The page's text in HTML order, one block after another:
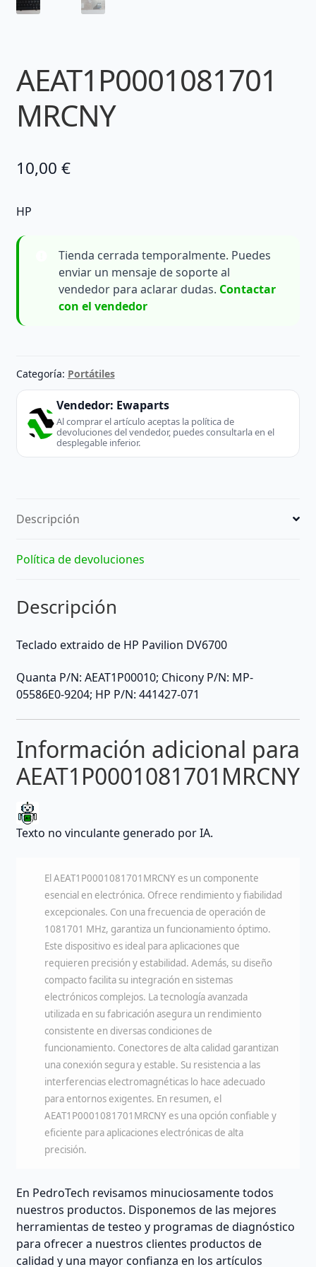
AEAT1P0001081701
MRCNY
10,00 €
HP
Tienda cerrada temporalmente. Puedes
enviar un mensaje de soporte al
vendedor para aclarar dudas. Contactar
con el vendedor
Categoría: Portátiles
Vendedor: Ewaparts
Al comprar el artículo aceptas la política de
devoluciones del vendedor, puedes consultarla en el
desplegable inferior.
Descripción
Política de devoluciones
Descripción
Teclado extraido de HP Pavilion DV6700
Quanta P/N: AEAT1P00010; Chicony P/N: MP-
05586E0-9204; HP P/N: 441427-071
Información adicional para
AEAT1P0001081701MRCNY
Texto no vinculante generado por IA.
El AEAT1P0001081701MRCNY es un componente
esencial en electrónica. Ofrece rendimiento y fiabilidad
excepcionales. Con una frecuencia de operación de
1081701 MHz, garantiza un funcionamiento óptimo.
Este dispositivo es ideal para aplicaciones que
requieren precisión y estabilidad. Además, su diseño
compacto facilita su integración en sistemas
electrónicos complejos. La tecnología avanzada
utilizada en su fabricación asegura un rendimiento
consistente en diversas condiciones de
funcionamiento. Conectores de alta calidad garantizan
una conexión segura y estable. Su resistencia a las
interferencias electromagnéticas lo hace adecuado
para entornos exigentes. En resumen, el
AEAT1P0001081701MRCNY es una opción confiable y
eficiente para aplicaciones electrónicas de alta
precisión.
En PedroTech revisamos minuciosamente todos
nuestros productos. Disponemos de las mejores
herramientas de testeo y programas de diagnóstico
para ofrecer a nuestros clientes productos de
calidad y una mayor confianza en los artículos